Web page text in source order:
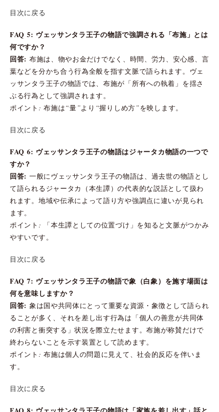
目次に戻る
FAQ 5: ヴェッサンタラ王子の物語で強調される「布施」とは
何ですか？
回答: 布施は、物やお金だけでなく、時間、労力、安心感、言
葉などを分かち合う行為全般を指す文脈で語られます。ヴェ
ッサンタラ王子の物語では、布施が「所有への執着」を揺さ
ぶる行為として強調されます。
ポイント: 布施は“量”より“握りしめ方”を映します。
目次に戻る
FAQ 6: ヴェッサンタラ王子の物語はジャータカ物語の一つで
すか？
回答: 一般にヴェッサンタラ王子の物語は、過去世の物語とし
て語られるジャータカ（本生譚）の代表的な説話として扱わ
れます。地域や伝承によって語り方や強調点に違いが見られ
ます。
ポイント: 「本生譚としての位置づけ」を知ると文脈がつかみ
やすいです。
目次に戻る
FAQ 7: ヴェッサンタラ王子の物語で象（白象）を施す場面は
何を意味しますか？
回答: 象は国や共同体にとって重要な資源・象徴として語られ
ることが多く、それを差し出す行為は「個人の善意が共同体
の利害と衝突する」状況を際立たせます。布施が称賛だけで
終わらないことを示す装置として読めます。
ポイント: 布施は個人の問題に見えて、社会的反応を伴いま
す。
目次に戻る